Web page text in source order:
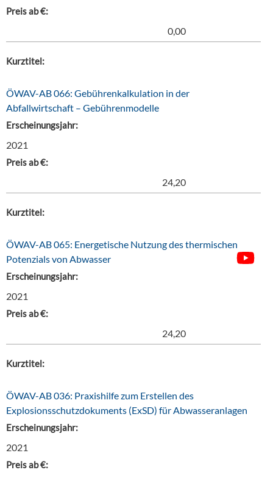
Preis ab €:
0,00
Kurztitel:
ÖWAV-AB 066: Gebührenkalkulation in der
Abfallwirtschaft – Gebührenmodelle
Erscheinungsjahr:
2021
Preis ab €:
24,20
Kurztitel:
ÖWAV-AB 065: Energetische Nutzung des thermischen
Potenzials von Abwasser
Erscheinungsjahr:
2021
Preis ab €:
24,20
Kurztitel:
ÖWAV-AB 036: Praxishilfe zum Erstellen des
Explosionsschutzdokuments (ExSD) für Abwasseranlagen
Erscheinungsjahr:
2021
Preis ab €: